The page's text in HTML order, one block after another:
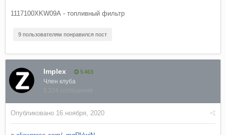
1117100XKW09A - топливный фильтр
9 пользователям понравился пост
Implex 5 463
Член клуба
5 324 сообщения
Опубликовано 16 ноября, 2020